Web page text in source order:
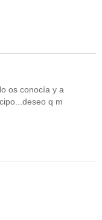
os conocía y a
q m